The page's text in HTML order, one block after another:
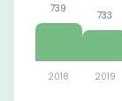
739
2018
733
2019